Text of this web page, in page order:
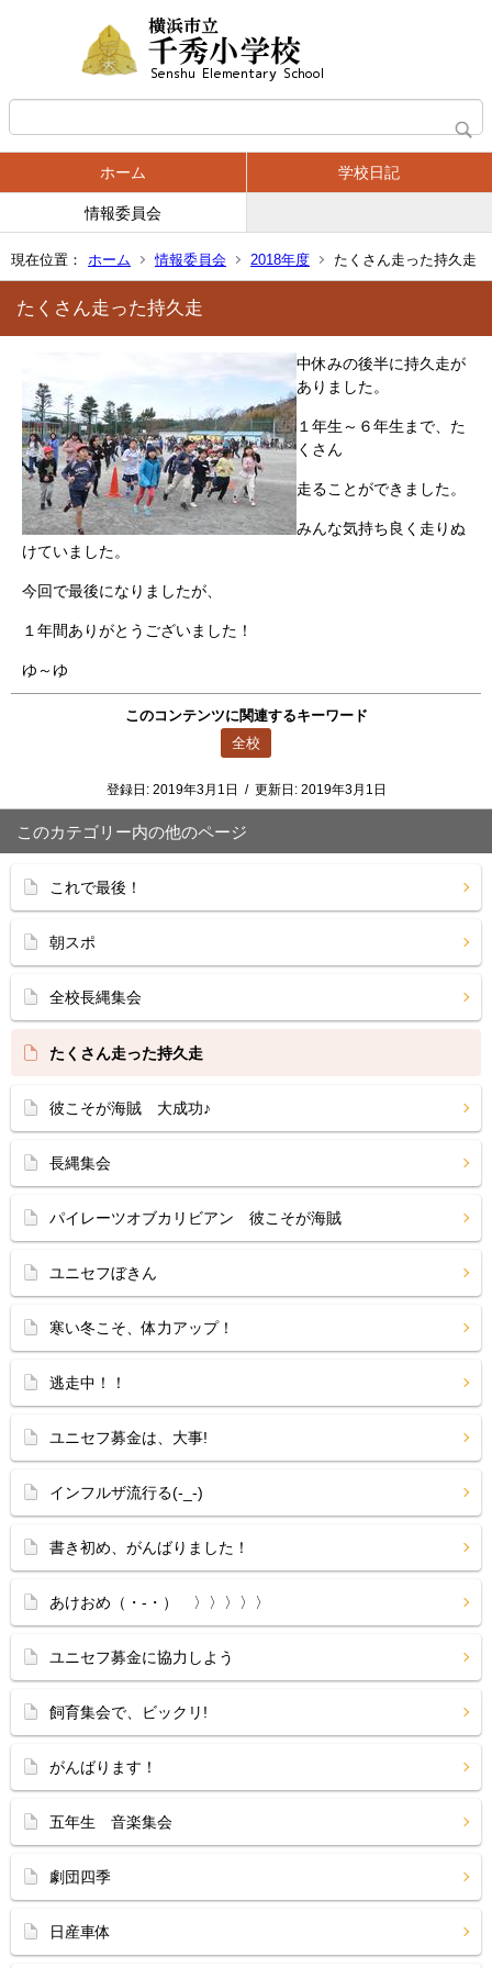
ホーム 学校日記
情報委員会
現在位置： ホーム 情報委員会 2018年度 たくさん走った持久走
たくさん走った持久走
中休みの後半に持久走が
ありました。
１年生～６年生まで、た
くさん
走ることができました。
みんな気持ち良く走りぬ
けていました。
今回で最後になりましたが、
１年間ありがとうございました！
ゆ～ゆ
このコンテンツに関連するキーワード
全校
登録日: 2019年3月1日 / 更新日: 2019年3月1日
このカテゴリー内の他のページ
これで最後！
朝スポ
全校長縄集会
たくさん走った持久走
彼こそが海賊 大成功♪
長縄集会
パイレーツオブカリビアン 彼こそが海賊
ユニセフぼきん
寒い冬こそ、体力アップ！
逃走中！！
ユニセフ募金は、大事!
インフルザ流行る(-_-)
書き初め、がんばりました！
あけおめ（・‐・）ゞ〉〉〉〉〉
ユニセフ募金に協力しよう
飼育集会で、ビックリ!
がんばります！
五年生 音楽集会
劇団四季
日産車体